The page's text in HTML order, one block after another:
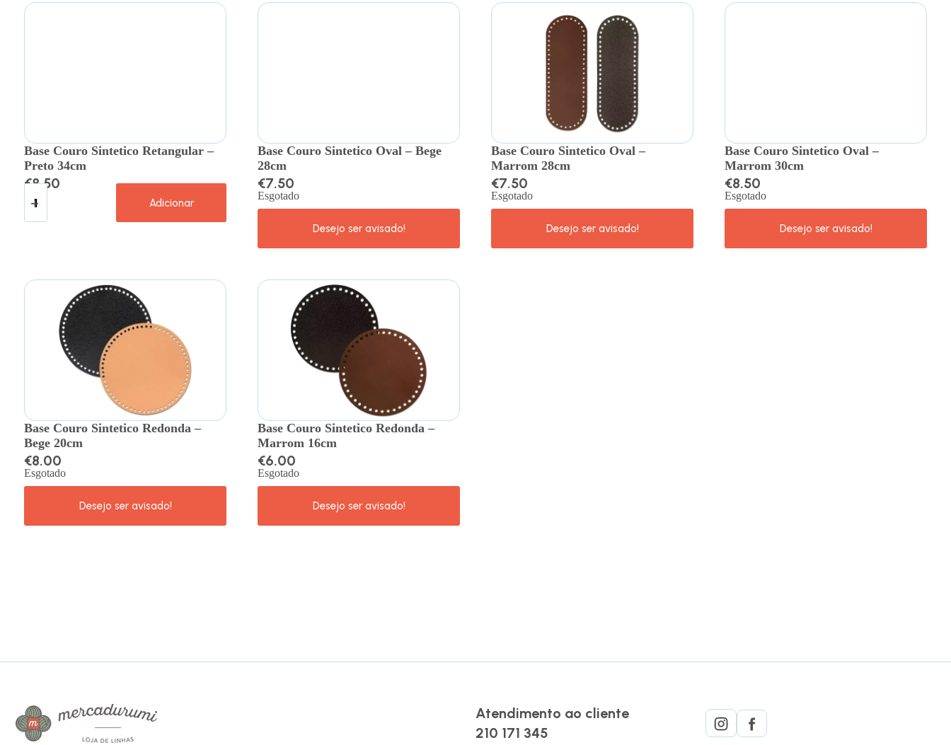
Base Couro Sintetico Retangular –
Preto 34cm
€8.50
Adicionar
Base Couro Sintetico Oval – Bege
28cm
€7.50
Esgotado
Base Couro Sintetico Oval –
Marrom 28cm
€7.50
Esgotado
Base Couro Sintetico Oval –
Marrom 30cm
€8.50
Esgotado
Base Couro Sintetico Redonda –
Bege 20cm
€8.00
Esgotado
Base Couro Sintetico Redonda –
Marrom 16cm
€6.00
Esgotado
Atendimento ao cliente
210 171 345